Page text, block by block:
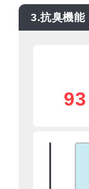
3.抗臭機能
93